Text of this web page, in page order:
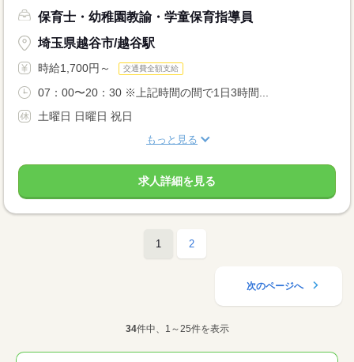
保育士・幼稚園教諭・学童保育指導員
埼玉県越谷市/越谷駅
時給1,700円～ 交通費全額支給
07：00〜20：30 ※上記時間の間で1日3時間...
土曜日 日曜日 祝日
もっと見る
求人詳細を見る
1 2
次のページへ
34件中、1～25件を表示